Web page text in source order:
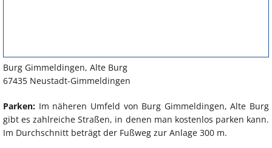
Burg Gimmeldingen, Alte Burg
67435 Neustadt-Gimmeldingen
Parken: Im näheren Umfeld von Burg Gimmeldingen, Alte Burg
gibt es zahlreiche Straßen, in denen man kostenlos parken kann.
Im Durchschnitt beträgt der Fußweg zur Anlage 300 m.